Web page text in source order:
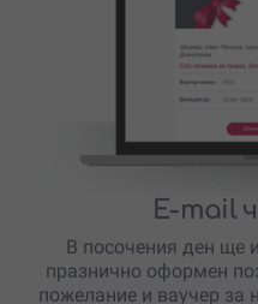
E-mail
В посочения ден ще
празнично оформен
пожелание и ваучер за